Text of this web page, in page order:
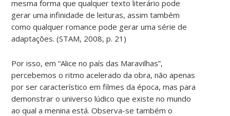
mesma forma que qualquer texto literário pode
gerar uma infinidade de leituras, assim também
como qualquer romance pode gerar uma série de
adaptações. (STAM, 2008, p. 21)
Por isso, em “Alice no país das Maravilhas”,
percebemos o ritmo acelerado da obra, não apenas
por ser característico em filmes da época, mas para
demonstrar o universo lúdico que existe no mundo
ao qual a menina está. Observa-se também o